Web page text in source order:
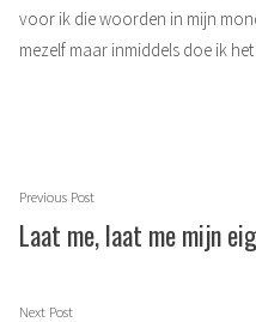
voor ik die woorden in mijn
mezelf maar inmiddels doe ik
Berichtnavigatie
Previous PostPrevious
post:
Laat me, laat me mijn
Next PostNext